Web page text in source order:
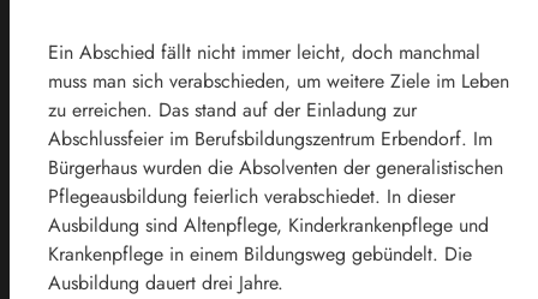
Ein Abschied fällt nicht immer leicht, doch manchmal
muss man sich verabschieden, um weitere Ziele im Leben
zu erreichen. Das stand auf der Einladung zur
Abschlussfeier im Berufsbildungszentrum Erbendorf. Im
Bürgerhaus wurden die Absolventen der generalistischen
Pflegeausbildung feierlich verabschiedet. In dieser
Ausbildung sind Altenpflege, Kinderkrankenpflege und
Krankenpflege in einem Bildungsweg gebündelt. Die
Ausbildung dauert drei Jahre.